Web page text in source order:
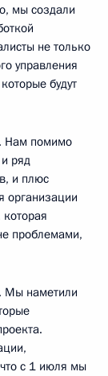
мы создали
не только
управления
будут
Нам помимо
ряд
и плюс
организации
проблемами,
Мы наметили
с 1 июля мы